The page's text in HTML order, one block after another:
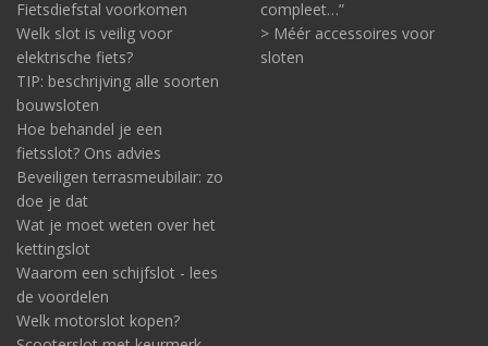
Fietsdiefstal voorkomen
Welk slot is veilig voor
elektrische fiets?
TIP: beschrijving alle soorten
bouwsloten
Hoe behandel je een
fietsslot? Ons advies
Beveiligen terrasmeubilair: zo
doe je dat
Wat je moet weten over het
kettingslot
Waarom een schijfslot - lees
de voordelen
Welk motorslot kopen?
compleet…”
> Méér accessoires voor
sloten